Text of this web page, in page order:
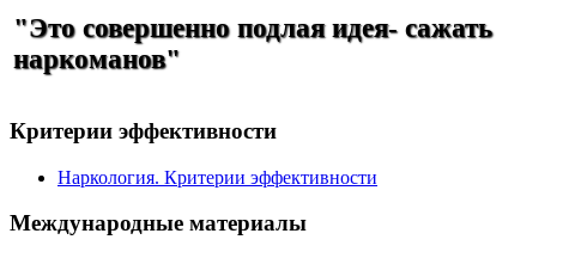
"Это совершенно подлая идея- сажать
наркоманов"
Критерии эффективности
Наркология. Критерии эффективности
Международные материалы